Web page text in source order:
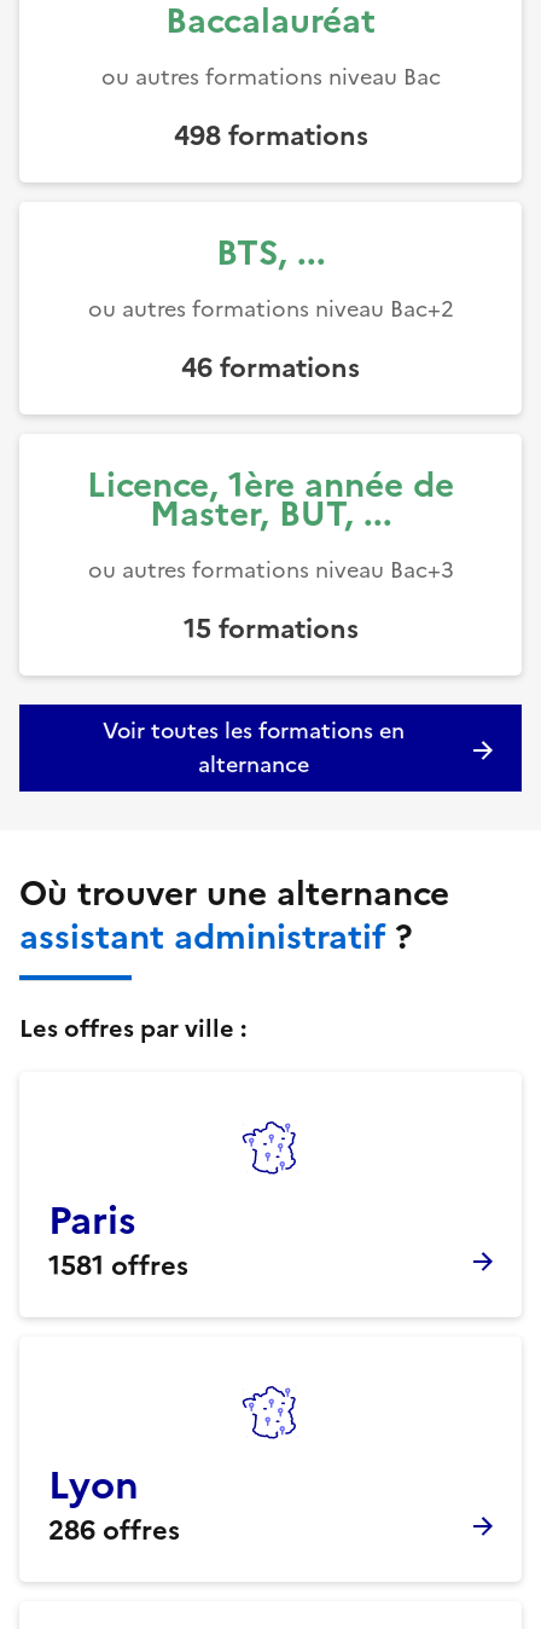
Baccalauréat
ou autres formations niveau Bac
498formations
BTS, ...
ou autres formations niveau Bac+2
46formations
Licence, 1ère année de
Master, BUT, ...
ou autres formations niveau Bac+3
15 formations
Voir toutes les formations en
alternance
Où trouver une alternance
assistant administratif?
Les offres par ville :
Paris
1581 offres
Lyon
286 offres